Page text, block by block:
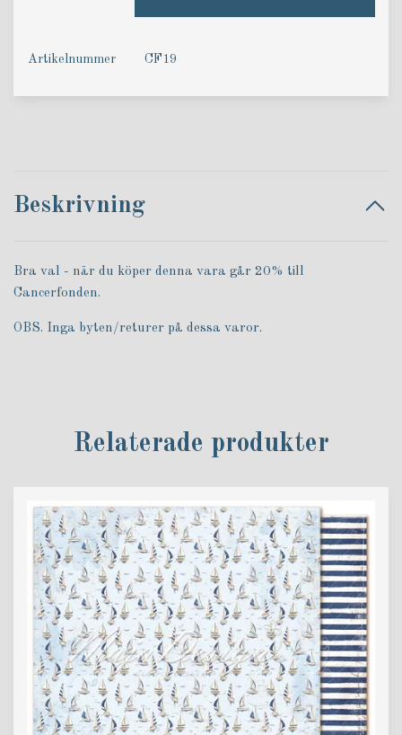
Artikelnummer CF19
Beskrivning
Bra val - när du köper denna vara går 20% till
Cancerfonden.
OBS. Inga byten/returer på dessa varor.
Relaterade produkter